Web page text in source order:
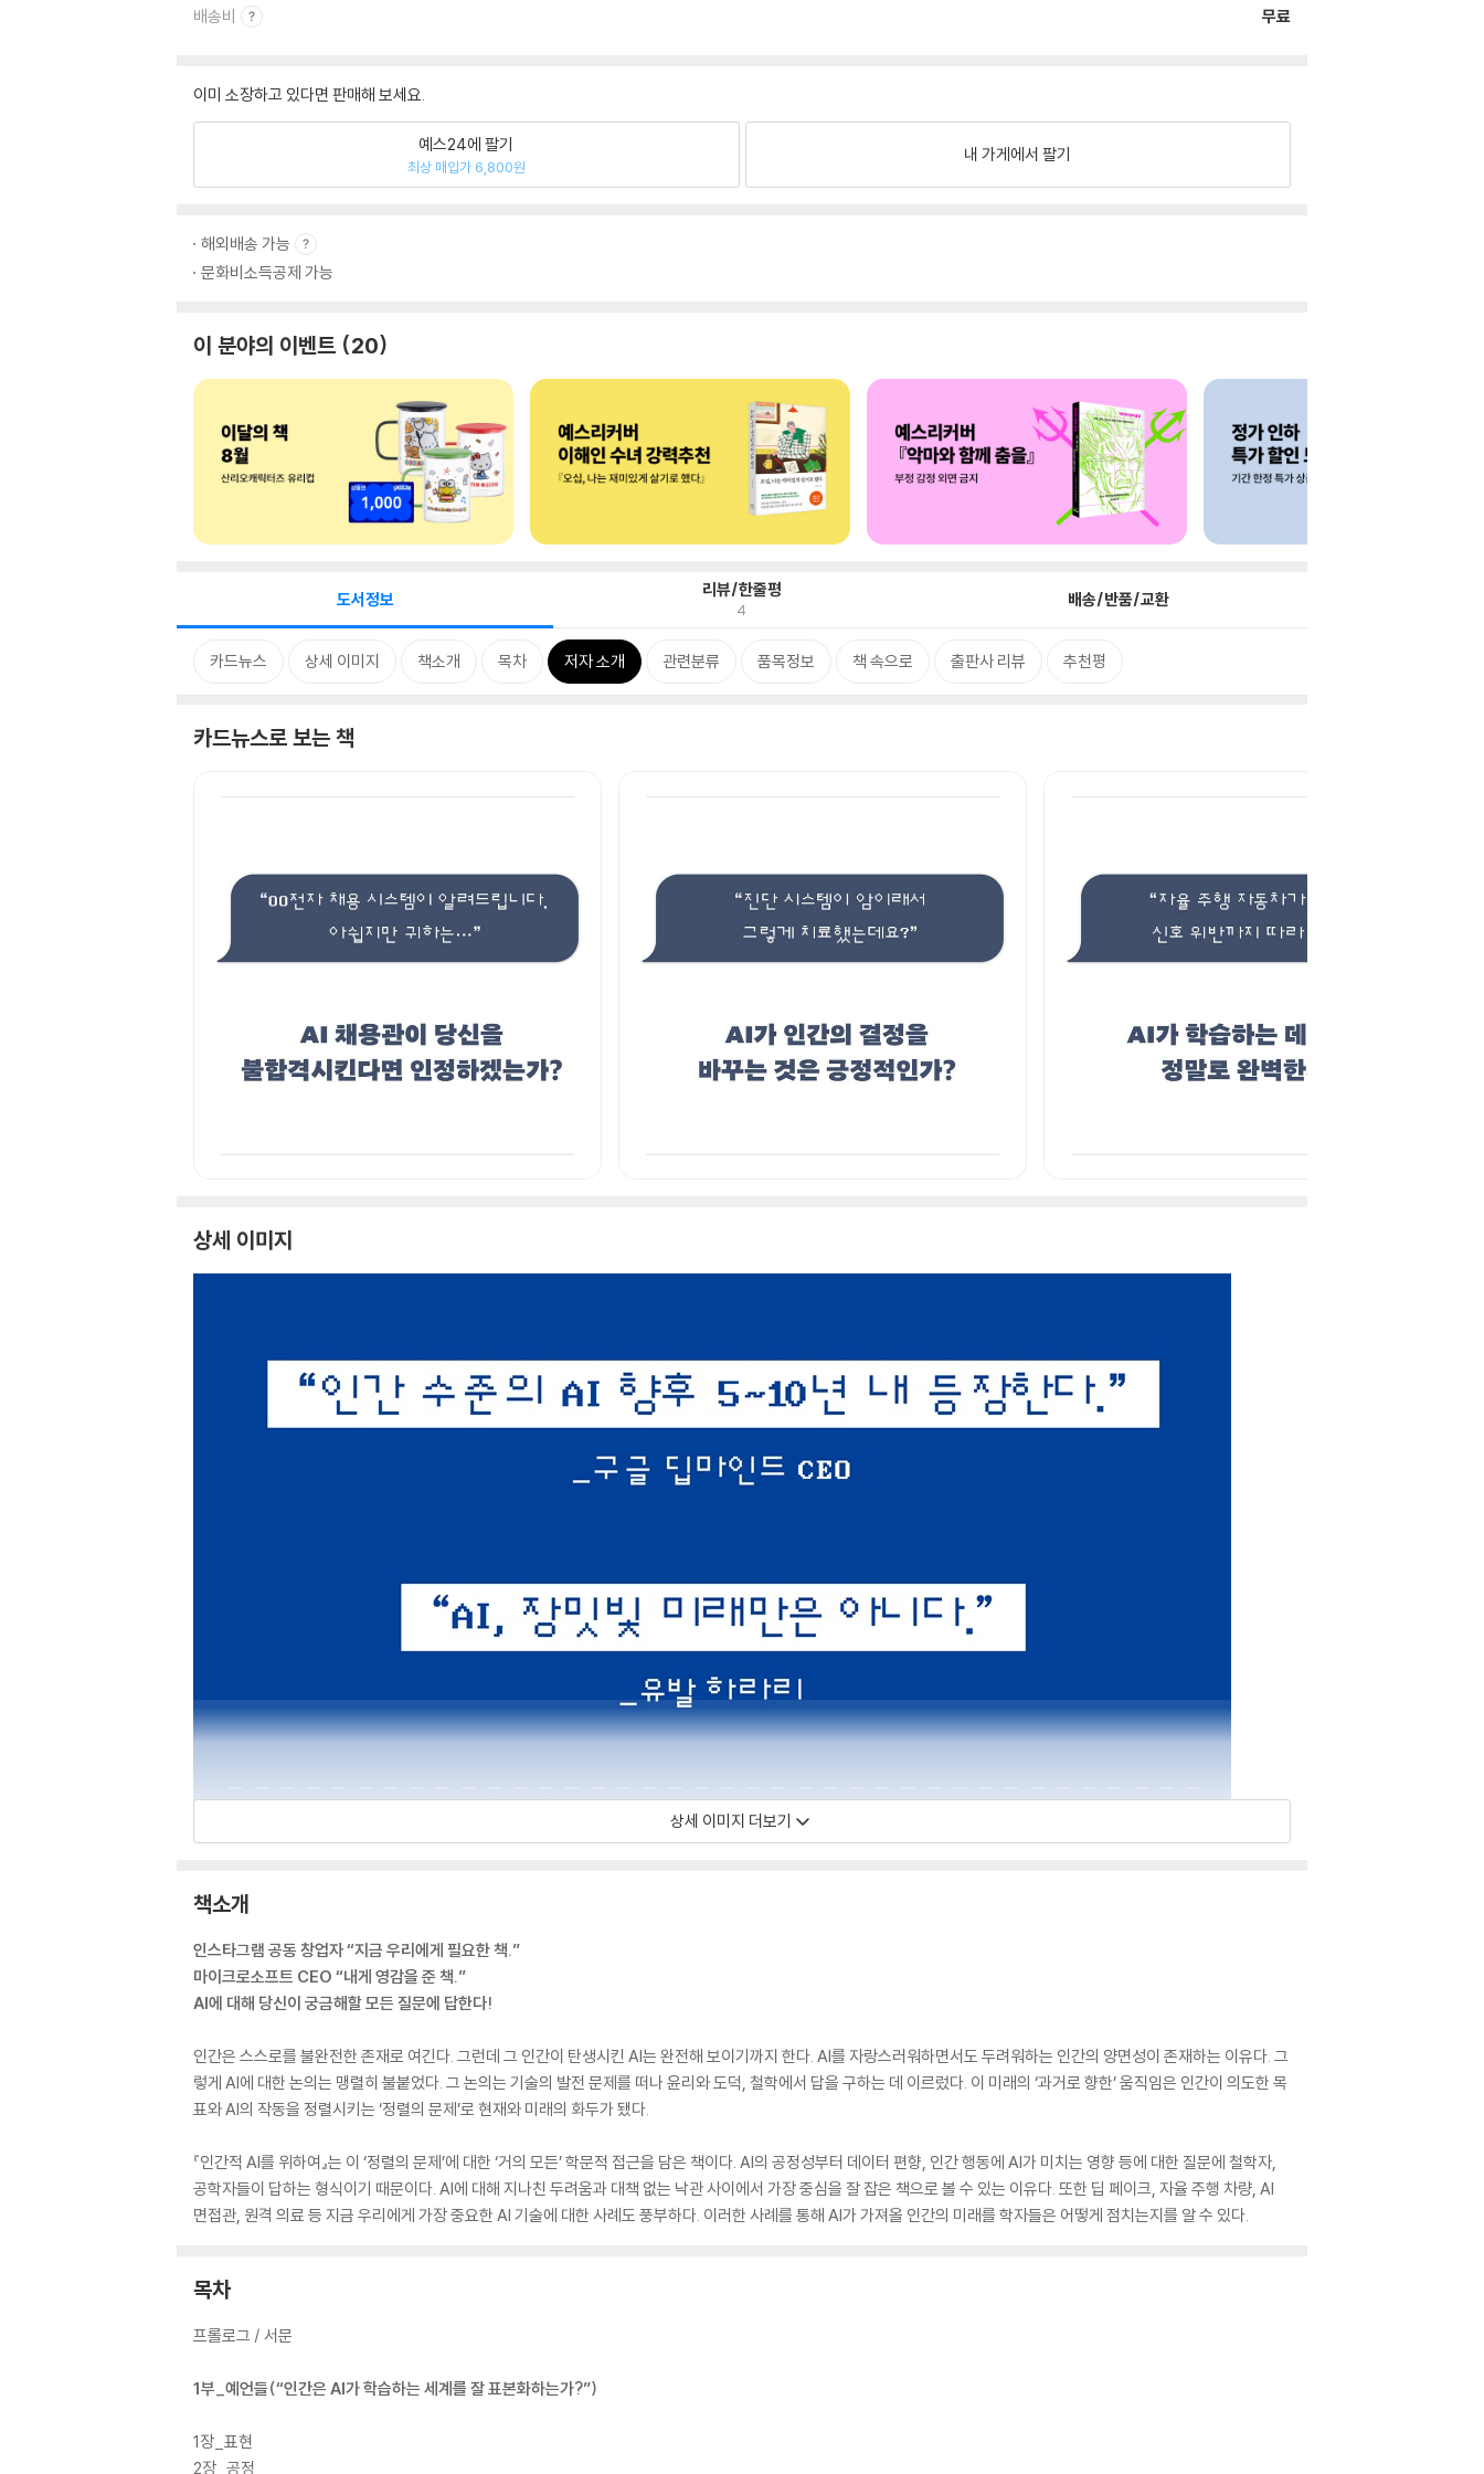
배송비 무료
이미 소장하고 있다면 판매해 보세요.
예스24에 팔기
최상 매입가 6,800원
내 가게에서 팔기
해외배송 가능
문화비소득공제 가능
이 분야의 이벤트 20
도서정보 리뷰/한줄평
4 배송/반품/교환
카드뉴스 상세 이미지 책소개 목차 저자 소개 관련분류 품목정보 책 속으로 출판사 리뷰 추천평
카드뉴스로 보는 책
상세 이미지
상세 이미지 더보기
책소개
인스타그램 공동 창업자 “지금 우리에게 필요한 책.”
마이크로소프트 CEO “내게 영감을 준 책.”
AI에 대해 당신이 궁금해할 모든 질문에 답한다!
인간은 스스로를 불완전한 존재로 여긴다. 그런데 그 인간이 탄생시킨 AI는 완전해 보이기까지 한다. AI를 자랑스러워하면서도 두려워하는 인간의 양면성이 존재하는 이유다. 그
렇게 AI에 대한 논의는 맹렬히 불붙었다. 그 논의는 기술의 발전 문제를 떠나 윤리와 도덕, 철학에서 답을 구하는 데 이르렀다. 이 미래의 ‘과거로 향한’ 움직임은 인간이 의도한 목
표와 AI의 작동을 정렬시키는 ‘정렬의 문제’로 현재와 미래의 화두가 됐다.
『인간적 AI를 위하여』는 이 ‘정렬의 문제’에 대한 ‘거의 모든’ 학문적 접근을 담은 책이다. AI의 공정성부터 데이터 편향, 인간 행동에 AI가 미치는 영향 등에 대한 질문에 철학자,
공학자들이 답하는 형식이기 때문이다. AI에 대해 지나친 두려움과 대책 없는 낙관 사이에서 가장 중심을 잘 잡은 책으로 볼 수 있는 이유다. 또한 딥 페이크, 자율 주행 차량, AI
면접관, 원격 의료 등 지금 우리에게 가장 중요한 AI 기술에 대한 사례도 풍부하다. 이러한 사례를 통해 AI가 가져올 인간의 미래를 학자들은 어떻게 점치는지를 알 수 있다.
목차
프롤로그 / 서문
1부_예언들(“인간은 AI가 학습하는 세계를 잘 표본화하는가?”)
1장_표현
2장_공정